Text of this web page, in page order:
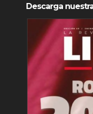
Descarga